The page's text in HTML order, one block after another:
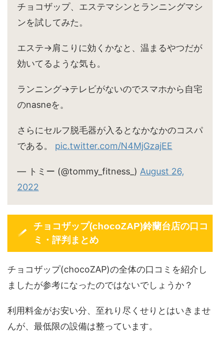
チョコザップ、エステマシンとランニングマシ
ンを試してみた。
エステ→肩こりに効くかなと、温まるやつだが
効いてるような気も。
ランニング→テレビがないのでスマホから自宅
のnasneを。
さらにセルフ脱毛器が入るとなかなかのコスパ
である。 pic.twitter.com/N4MjGzajEE
— トミー (@tommy_fitness_) August 26,
2022
チョコザップ(chocoZAP)鈴蘭台店の口コ
ミ・評判まとめ
チョコザップ(chocoZAP)の全体の口コミを紹介し
ましたが参考になったのではないでしょうか？
利用料金がお安い分、至れり尽くせりとはいきませ
んが、最低限の設備は整っています。